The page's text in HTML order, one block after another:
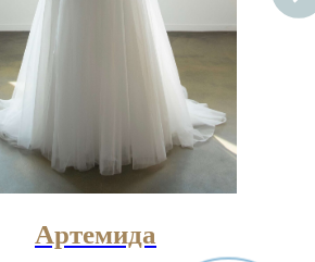
Артемида